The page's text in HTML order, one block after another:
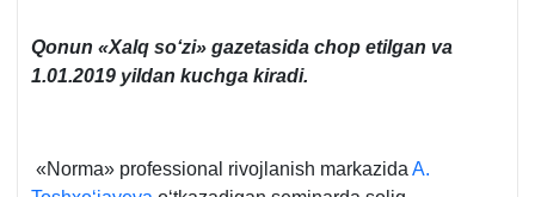
Qonun «Xalq soʻzi» gazetasida chop etilgan va
1.01.2019 yildan kuchga kiradi.
«Norma» professional rivojlanish markazida A.